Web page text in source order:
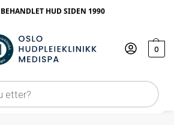
HUD SIDEN 1990
0